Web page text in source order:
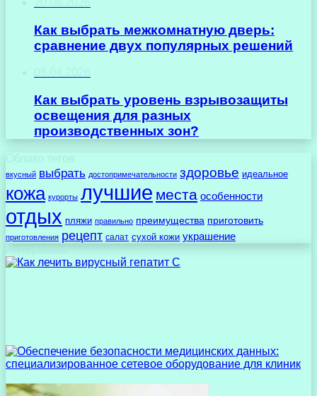
Как выбрать межкомнатную дверь:
сравнение двух популярных решений
Как выбрать уровень взрывозащиты
освещения для разных
производственных зон?
Облако тегов
вкусный выбрать достопримечательности здоровье идеальное
кожа курорты лучшие места особенности
отдых пляжи правильно преимущества приготовить
приготовления рецепт салат сухой кожи украшение